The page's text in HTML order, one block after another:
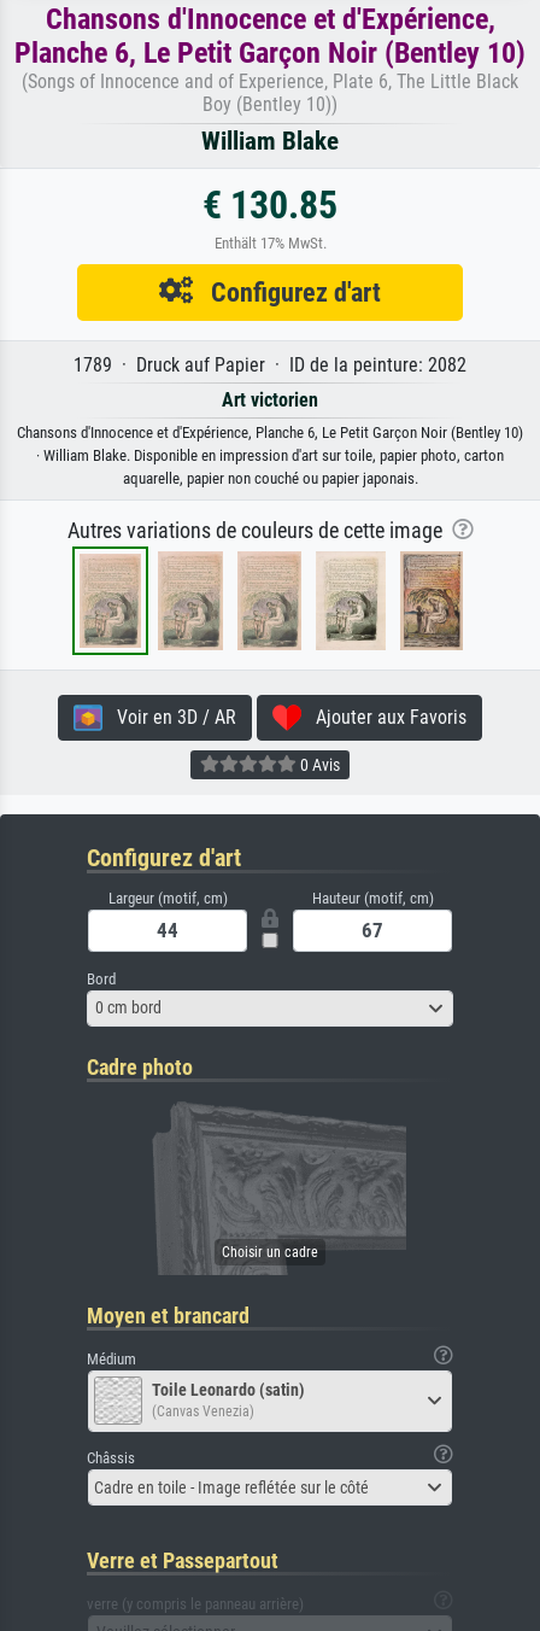
Chansons d'Innocence et d'Expérience,
Planche 6, Le Petit Garçon Noir (Bentley 10)
(Songs of Innocence and of Experience, Plate 6, The Little Black
Boy (Bentley 10))
William Blake
€ 130.85
Enthält 17% MwSt.
Configurez d'art
1789 · Druck auf Papier · ID de la peinture: 2082
Art victorien
Chansons d'Innocence et d'Expérience, Planche 6, Le Petit Garçon Noir (Bentley 10)
· William Blake. Disponible en impression d'art sur toile, papier photo, carton
aquarelle, papier non couché ou papier japonais.
Autres variations de couleurs de cette image
Voir en 3D / AR Ajouter aux Favoris
0 Avis
Configurez d'art
Largeur (motif, cm) Hauteur (motif, cm)
Bord
0 cm bord
Cadre photo
Moyen et brancard
Médium
Toile Leonardo (satin)
(Canvas Venezia)
Châssis
Cadre en toile - Image reflétée sur le côté
Verre et Passepartout
verre (y compris le panneau arrière)